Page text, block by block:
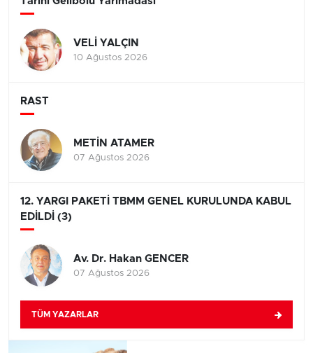
VELİ YALÇIN
10 Ağustos 2026
RAST
METİN ATAMER
07 Ağustos 2026
12. YARGI PAKETİ TBMM GENEL KURULUNDA KABUL
EDİLDİ (3)
Av. Dr. Hakan GENCER
07 Ağustos 2026
TÜM YAZARLAR